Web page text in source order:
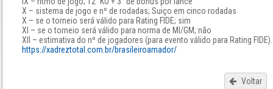
X – sistema de jogo e nº de rodadas; Suiço em cinco rodadas
X – se o torneio será válido para Rating FIDE; sim
XI – se o torneio será válido para norma de MI/GM; não
XII – estimativa do nº de jogadores (para evento válido para Rating
https://xadreztotal.com.br/brasileiroamador/
Voltar